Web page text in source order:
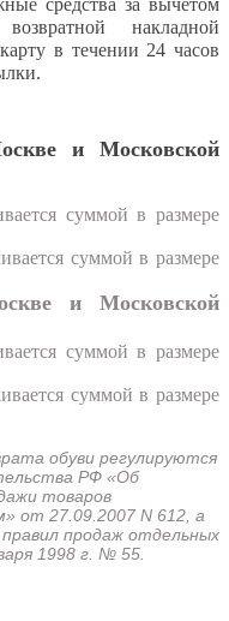
средства за вычетом
накладной
в течении 24 часов
и Московской
суммой в размере
суммой в размере
и Московской
суммой в размере
суммой в размере
обуви регулируются
РФ «Об
товаров
от 27.09.2007 N 612, а
продаж отдельных
1998 г. № 55.